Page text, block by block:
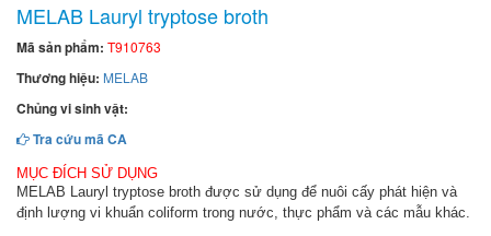
MELAB Lauryl tryptose broth
Mã sản phẩm: T910763
Thương hiệu: MELAB
Chủng vi sinh vật:
Tra cứu mã CA
MỤC ĐÍCH SỬ DỤNG
MELAB Lauryl tryptose broth được sử dụng để nuôi cấy phát hiện và
định lượng vi khuẩn coliform trong nước, thực phẩm và các mẫu khác.